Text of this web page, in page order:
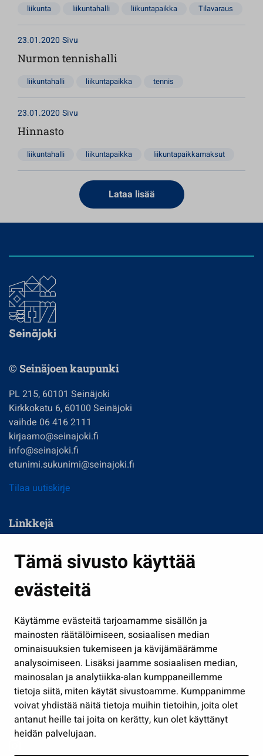
Tämä sivusto käyttää
evästeitä
Käytämme evästeitä tarjoamamme sisällön ja
mainosten räätälöimiseen, sosiaalisen median
ominaisuuksien tukemiseen ja kävijämäärämme
analysoimiseen. Lisäksi jaamme sosiaalisen median,
mainosalan ja analytiikka-alan kumppaneillemme
tietoja siitä, miten käytät sivustoamme. Kumppanimme
voivat yhdistää näitä tietoja muihin tietoihin, joita olet
antanut heille tai joita on kerätty, kun olet käyttänyt
heidän palvelujaan.
liikunta liikuntahalli liikuntapaikka Tilavaraus
23.01.2020 Sivu
Nurmon tennishalli
liikuntahalli liikuntapaikka tennis
23.01.2020 Sivu
Hinnasto
liikuntahalli liikuntapaikka liikuntapaikkamaksut
Lataa lisää
© Seinäjoen kaupunki
PL 215, 60101 Seinäjoki
Kirkkokatu 6, 60100 Seinäjoki
vaihde 06 416 2111
kirjaamo@seinajoki.fi
info@seinajoki.fi
etunimi.sukunimi@seinajoki.fi
Tilaa uutiskirje
Linkkejä
Kasvatus ja opetus
Kulttuuri ja liikunta
Työ ja yrittäminen
Osallistu ja asioi
Näytä omat evästeasetukseni
Seuraa meitä